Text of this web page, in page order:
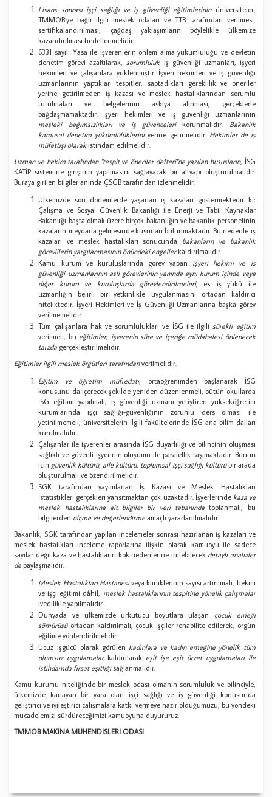
Lisans sonrası işçi sağlığı ve iş güvenliği eğitimlerininüniversiteler,
TMMOB‘ye bağlı ilgili meslek odaları ve TTB tarafından verilmesi,
sertifikalandırılması, çağdaş yaklaşımların böylelikle ülkemize
kazandırılması hedeflenmelidir.
6331 sayılı Yasa ile işverenlerin önlem alma yükümlülüğü ve devletin
denetim görevi azaltılarak, sorumlulukiş güvenliği uzmanları, işyeri
hekimleri ve çalışanlara yüklenmiştir. İşyeri hekimleri ve iş güvenliği
uzmanlarının yaptıkları tespitler, saptadıkları gereklilik ve öneriler
yerine getirilmeden iş kazası ve meslek hastalıklarından sorumlu
tutulmaları ve belgelerinin askıya alınması, gerçeklerle
bağdaşmamaktadır. İşyeri hekimleri ve iş güvenliği uzmanlarının
mesleki bağımsızlıkları ve iş güvencelerikorunmalıdır. Bakanlık
kamusal denetim yükümlülükleriniyerine getirmelidir. Hekimler de iş
müfettişi olarakistihdam edilmelidir.
Uzman ve hekim tarafından "tespit ve öneriler defteri"ne yazılan hususların, İSG
KATİP sistemine girişinin yapılmasını sağlayacak bir altyapı oluşturulmalıdır.
Buraya girilen bilgiler anında ÇSGB tarafından izlenmelidir.
Ülkemizde son dönemlerde yaşanan iş kazaları göstermektedir ki;
Çalışma ve Sosyal Güvenlik Bakanlığı ile Enerji ve Tabii Kaynaklar
Bakanlığı başta olmak üzere birçok bakanlığın ve bakanlık personelinin
kazaların meydana gelmesinde kusurları bulunmaktadır. Bu nedenle iş
kazaları ve meslek hastalıkları sonucunda bakanların ve bakanlık
görevlilerin yargılanmasının önündeki engellerkaldırılmalıdır.
Kamu kurum ve kuruluşlarında görev yapan işyeri hekimi ve iş
güvenliği uzmanlarının asli görevlerinin yanında aynı kurum içinde veya
diğer kurum ve kuruluşlarda görevlendirilmeleri,
ek iş yükü ile
uzmanlığın belirli bir yetkinlikle uygulanmasını ortadan kaldırıcı
niteliktedir. İşyeri Hekimleri ve İş Güvenliği Uzmanlarına başka görev
verilmemelidir.
Tüm çalışanlara hak ve sorumlulukları ve İSG ile ilgili sürekli eğitim
verilmeli, bu eğitimler, işverenin süre ve içeriğe müdahalesi önlenecek
tarzda gerçekleştirilmelidir.
Eğitimler ilgili meslek örgütleri tarafındanverilmelidir.
Eğitim ve öğretim müfredatı, ortaöğrenimden başlanarak İSG
konusunu da içerecek şekilde yeniden düzenlenmeli, bütün okullarda
İSG eğitimi yapılmalı; iş güvenliği uzmanı yetiştiren yükseköğretim
kurumlarında işçi sağlığı-güvenliğinin zorunlu ders olması ile
yetinilmemeli, üniversitelerin ilgili fakültelerinde İSG ana bilim dalları
kurulmalıdır.
Çalışanlar ile işverenler arasında İSG duyarlılığı ve bilincinin oluşması
sağlıklı ve güvenli işyerinin oluşumu ile paralellik taşımaktadır. Bunun
için güvenlik kültürü, aile kültürü, toplumsal işçi sağlığı kültürübir arada
oluşturulmalı ve özendirilmelidir.
SGK tarafından yayımlanan İş Kazası ve Meslek Hastalıkları
İstatistikleri gerçekleri yansıtmaktan çok uzaktadır. İşyerlerinde kaza ve
meslek hastalıklarına ait bilgiler bir veri tabanında toplanmalı, bu
bilgilerden ölçme ve değerlendirme amaçlı yararlanılmalıdır.
Bakanlık, SGK tarafından yapılan incelemeler sonrası hazırlanan iş kazaları ve
meslek hastalıkları inceleme raporlarına ilişkin olarak kamuoyu ile sadece
sayılar değil kaza ve hastalıkların kök nedenlerine inilebilecek detaylı analizler
depaylaşmalıdır.
Meslek Hastalıkları Hastanesiveya kliniklerinin sayısı artırılmalı, hekim
ve işçi eğitimi dâhil, meslek hastalıklarının tespitine yönelik çalışmalar
ivedilikle yapılmalıdır.
Dünyada ve ülkemizde ürkütücü boyutlara ulaşan çocuk emeği
sömürüsüortadan kaldırılmalı, çocuk işçiler rehabilite edilerek, örgün
eğitime yönlendirilmelidir.
Ucuz işgücü olarak görülen kadınlara ve kadın emeğine yönelik tüm
olumsuz uygulamalarkaldırılarak eşit işe eşit ücret uygulamaları ile
istihdamda fırsat eşitliğisağlanmalıdır.
Kamu kurumu niteliğinde bir meslek odası olmanın sorumluluk ve bilinciyle,
ülkemizde kanayan bir yara olan işçi sağlığı ve iş güvenliği konusunda
geliştirici ve iyileştirici çalışmalara katkı vermeye hazır olduğumuzu, bu yöndeki
mücadelemizi sürdüreceğimizi kamuoyuna duyururuz.
TMMOB MAKİNA MÜHENDİSLERİ ODASI